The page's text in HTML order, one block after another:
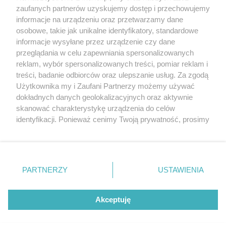
Klauni bawią
POGODA
25℃
Zobacz prognozę na 3 dni
Copyright © 2022 Kurier Szczeciński sp. z o.o.
Wszelkie prawa zastrzeżone
Nota wydawnicza
Nota prawna
Polityka prywatności
Reklama
zaufanych partnerów uzyskujemy dostęp i przechowujemy
informacje na urządzeniu oraz przetwarzamy dane
osobowe, takie jak unikalne identyfikatory, standardowe
informacje wysyłane przez urządzenie czy dane
przeglądania w celu zapewniania spersonalizowanych
reklam, wybór spersonalizowanych treści, pomiar reklam i
treści, badanie odbiorców oraz ulepszanie usług. Za zgodą
Użytkownika my i Zaufani Partnerzy możemy używać
dokładnych danych geolokalizacyjnych oraz aktywnie
skanować charakterystykę urządzenia do celów
identyfikacji. Ponieważ cenimy Twoją prywatność, prosimy
prywatności znajdujący się w lewym dolnym rogu strony
. Niektóre rodzaje przetwarzania danych nie wymagają
takiemu przetwarzaniu. Preferencje będą miały
zastosowania tylko na tej witrynie.
PARTNERZY USTAWIENIA
Akceptuję